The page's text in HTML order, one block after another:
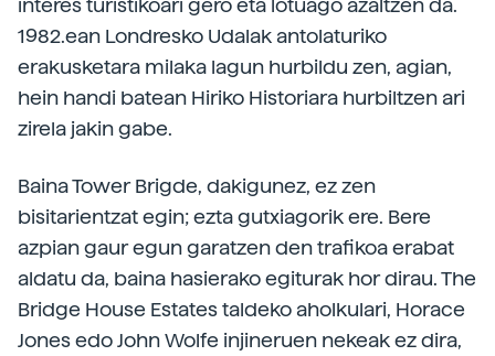
interes turistikoari gero eta lotuago azaltzen da.
1982.ean Londresko Udalak antolaturiko
erakusketara milaka lagun hurbildu zen, agian,
hein handi batean Hiriko Historiara hurbiltzen ari
zirela jakin gabe.
Baina Tower Brigde, dakigunez, ez zen
bisitarientzat egin; ezta gutxiagorik ere. Bere
azpian gaur egun garatzen den trafikoa erabat
aldatu da, baina hasierako egiturak hor dirau. The
Bridge House Estates taldeko aholkulari, Horace
Jones edo John Wolfe injineruen nekeak ez dira,